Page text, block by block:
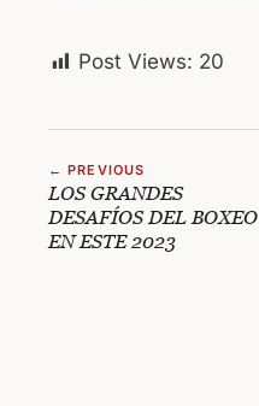
Post Views: 20
← PREVIOUS
LOS GRANDES
DESAFÍOS DEL BOXEO
EN ESTE 2023